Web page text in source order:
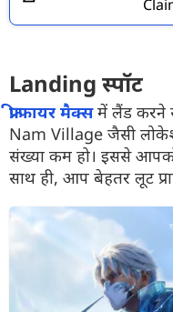
Landing स्पॉट
फ्री फायर मैक्समें लैंड करने
Nam Village जैसी
संख्या कम हो। इससे
साथ ही, आप बेहतर लूट